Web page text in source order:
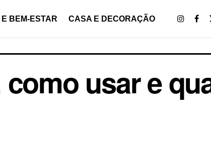
BEM-ESTAR CASA E DECORAÇÃO
usar e